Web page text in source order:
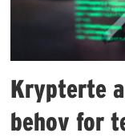
Krypterte
behov for